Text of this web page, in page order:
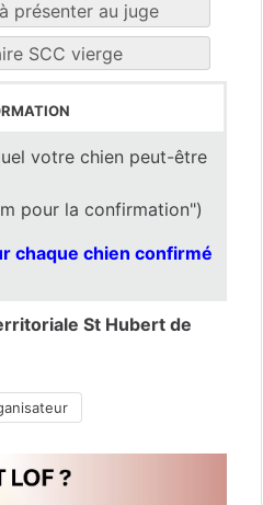
présenter au juge
SCC vierge
votre chien peut-être
pour la confirmation")
chaque chien confirmé
St Hubert de